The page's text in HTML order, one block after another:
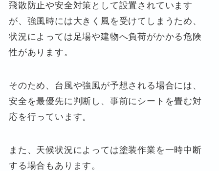
飛散防止や安全対策として設置されています
が、強風時には大きく風を受けてしまうため、
状況によっては足場や建物へ負荷がかかる危険
性があります。
そのため、台風や強風が予想される場合には、
安全を最優先に判断し、事前にシートを畳む対
応を行っています。
また、天候状況によっては塗装作業を一時中断
する場合もあります。